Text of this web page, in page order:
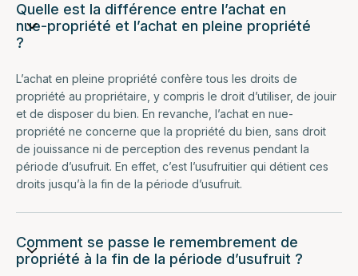
Quelle est la différence entre l’achat en
nue-propriété et l’achat en pleine propriété
?
L’achat en pleine propriété confère tous les droits de
propriété au propriétaire, y compris le droit d’utiliser, de jouir
et de disposer du bien. En revanche, l’achat en nue-
propriété ne concerne que la propriété du bien, sans droit
de jouissance ni de perception des revenus pendant la
période d’usufruit. En effet, c’est l’usufruitier qui détient ces
droits jusqu’à la fin de la période d’usufruit.
Comment se passe le remembrement de
propriété à la fin de la période d’usufruit ?